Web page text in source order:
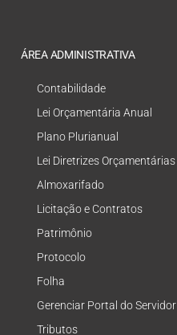
ÁREA ADMINISTRATIVA
Contabilidade
Lei Orçamentária Anual
Plano Plurianual
Lei Diretrizes Orçamentárias
Almoxarifado
Licitação e Contratos
Patrimônio
Protocolo
Folha
Gerenciar Portal do Servidor
Tributos